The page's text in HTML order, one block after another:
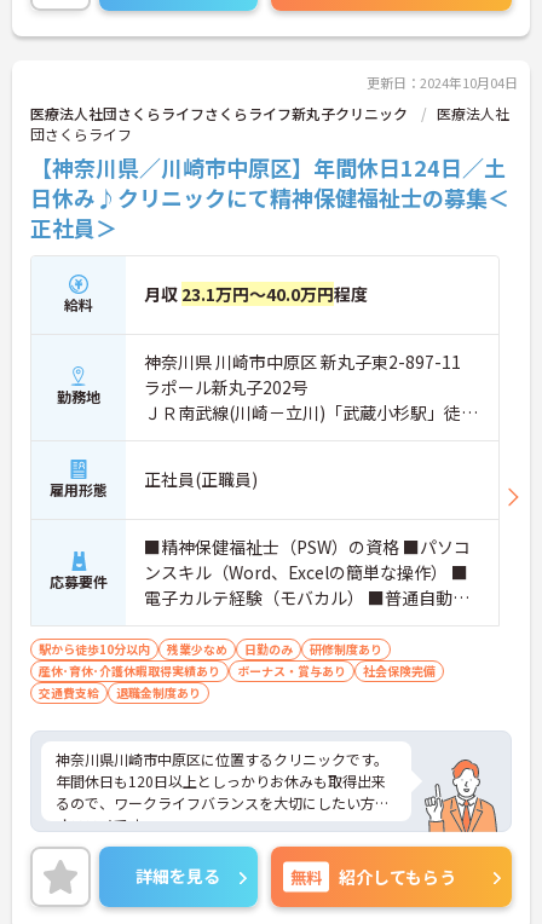
との両立もしやすいです。
ご興味のある方はお気軽にお問い合わせ下さい。さ
更新日：2024年10月04日
医療法人社団さくらライフさくらライフ新丸子クリニック
医療法人社
団さくらライフ
【神奈川県／川崎市中原区】年間休日124日／土
日休み♪クリニックにて精神保健福祉士の募集＜
正社員＞
給料 月収 23.1万円～40.0万円程度
勤務地
神奈川県 川崎市中原区 新丸子東2-897-11
ラポール新丸子202号
ＪＲ南武線(川崎－立川)「武蔵小杉駅」徒歩
5分
雇用形態 正社員(正職員)
応募要件
■精神保健福祉士（PSW）の資格 ■パソコ
ンスキル（Word、Excelの簡単な操作） ■
電子カルテ経験（モバカル） ■普通自動車
運転免許（AT限定可）
駅から徒歩10分以内 残業少なめ 日勤のみ
研修制度あり
産休･育休･介護休暇取得実績あり
ボーナス・賞与あり
社会保険完備
交通費支給
退職金制度あり
神奈川県川崎市中原区に位置するクリニックです。
年間休日も120日以上としっかりお休みも取得出来
るので、ワークライフバランスを大切にしたい方に
オススメです。
土日休みなのでプライベートの予定も立てやすい環
境です。
ご興味をお持ちの方はお気軽にお問い合わせくださ
い。
詳細を見る 無料 紹介してもらう